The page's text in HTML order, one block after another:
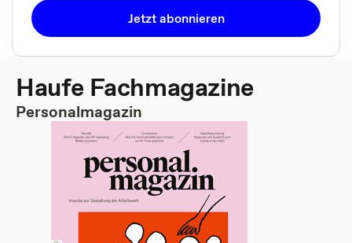
Jetzt abonnieren
Haufe Fachmagazine
Personalmagazin